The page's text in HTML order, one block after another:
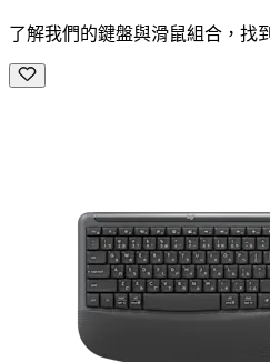
了解我們的鍵盤與滑鼠組合，找